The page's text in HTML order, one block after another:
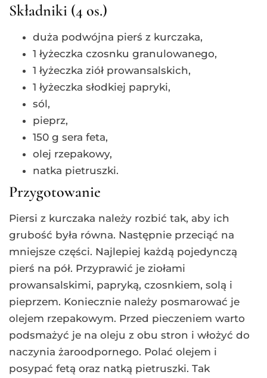
Składniki (4 os.)
duża podwójna pierś z kurczaka,
1 łyżeczka czosnku granulowanego,
1 łyżeczka ziół prowansalskich,
1 łyżeczka słodkiej papryki,
sól,
pieprz,
150 g sera feta,
olej rzepakowy,
natka pietruszki.
Przygotowanie
Piersi z kurczaka należy rozbić tak, aby ich
grubość była równa. Następnie przeciąć na
mniejsze części. Najlepiej każdą pojedynczą
pierś na pół. Przyprawić je ziołami
prowansalskimi, papryką, czosnkiem, solą i
pieprzem. Koniecznie należy posmarować je
olejem rzepakowym. Przed pieczeniem warto
podsmażyć je na oleju z obu stron i włożyć do
naczynia żaroodpornego. Polać olejem i
posypać fetą oraz natką pietruszki. Tak